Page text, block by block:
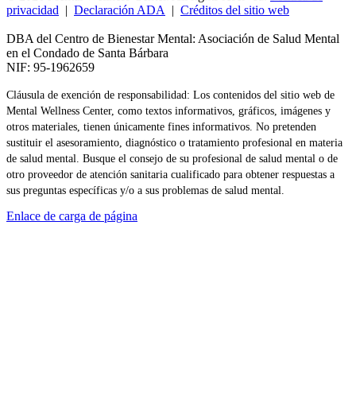
privacidad | Declaración ADA | Créditos del sitio web
DBA del Centro de Bienestar Mental: Asociación de Salud Mental
en el Condado de Santa Bárbara
NIF: 95-1962659
Cláusula de exención de responsabilidad: Los contenidos del sitio web de
Mental Wellness Center, como textos informativos, gráficos, imágenes y
otros materiales, tienen únicamente fines informativos. No pretenden
sustituir el asesoramiento, diagnóstico o tratamiento profesional en materia
de salud mental. Busque el consejo de su profesional de salud mental o de
otro proveedor de atención sanitaria cualificado para obtener respuestas a
sus preguntas específicas y/o a sus problemas de salud mental.
Enlace de carga de página